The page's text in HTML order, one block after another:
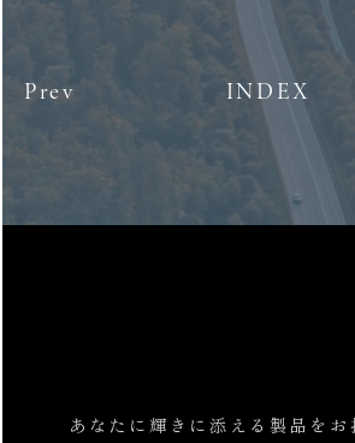
Prev INDEX
あなたに輝きに添える製品をお